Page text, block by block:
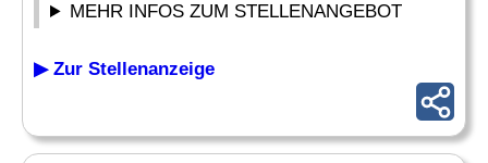
MEHR INFOS ZUM STELLENANGEBOT
▶ Zur Stellenanzeige